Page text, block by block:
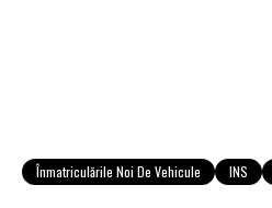
Înmatriculările Noi De Vehicule INS